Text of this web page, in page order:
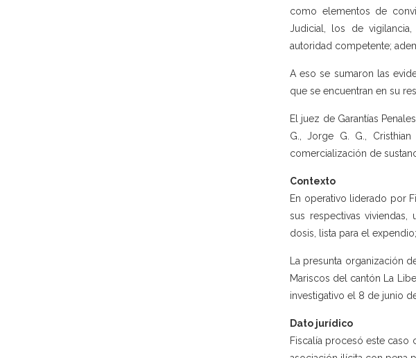
como elementos de
Judicial, los de
autoridad competente;
A eso se sumaron las
que se encuentran en su
El juez de Garantías
G., Jorge G. G.,
comercialización de
Contexto
En operativo liderado por
sus respectivas
dosis, lista para el
La presunta organización
Mariscos del cantón La
investigativo el 8 de junio
Dato jurídico
Fiscalía procesó este caso